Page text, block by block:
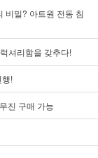
비밀? 아트원 전동 침
셔리함을 갖추다!
!
진 구매 가능